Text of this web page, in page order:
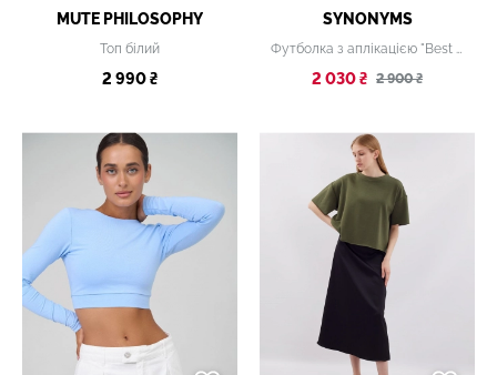
MUTE PHILOSOPHY
Топ білий
2 990 ₴
SYNONYMS
Футболка з аплікацією "Best Friend's Club" пес красуня
2 030 ₴ 2 900 ₴